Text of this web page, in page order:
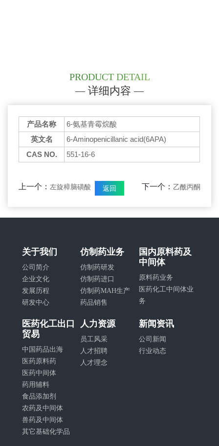
PRODUCT DETAIL
详细内容
产品名称
6-氨基青霉烷酸
英文名
6-Aminopenicillanic acid(6APA)
CAS NO.
551-16-6
上一个：左旋樟脑磺酸 返回 下一个： 乙酰丙酮
关于我们
公司简介
企业文化
发展历程
研发中心
仿制药业务
仿制药研发
仿制药进口
仿制药MAH生产
药品销售
国内原料药及
中间体
原料药业务
医药化工中间体业
务
医药化工出口
贸易
中国药品出海
医药原料药
医药中间体
药用辅料
食品添加剂
农药及中间体
兽药及中间体
其它基础化学品
人力资源
员工风采
人才招聘
人才理念
新闻资讯
公司新闻
行业动态